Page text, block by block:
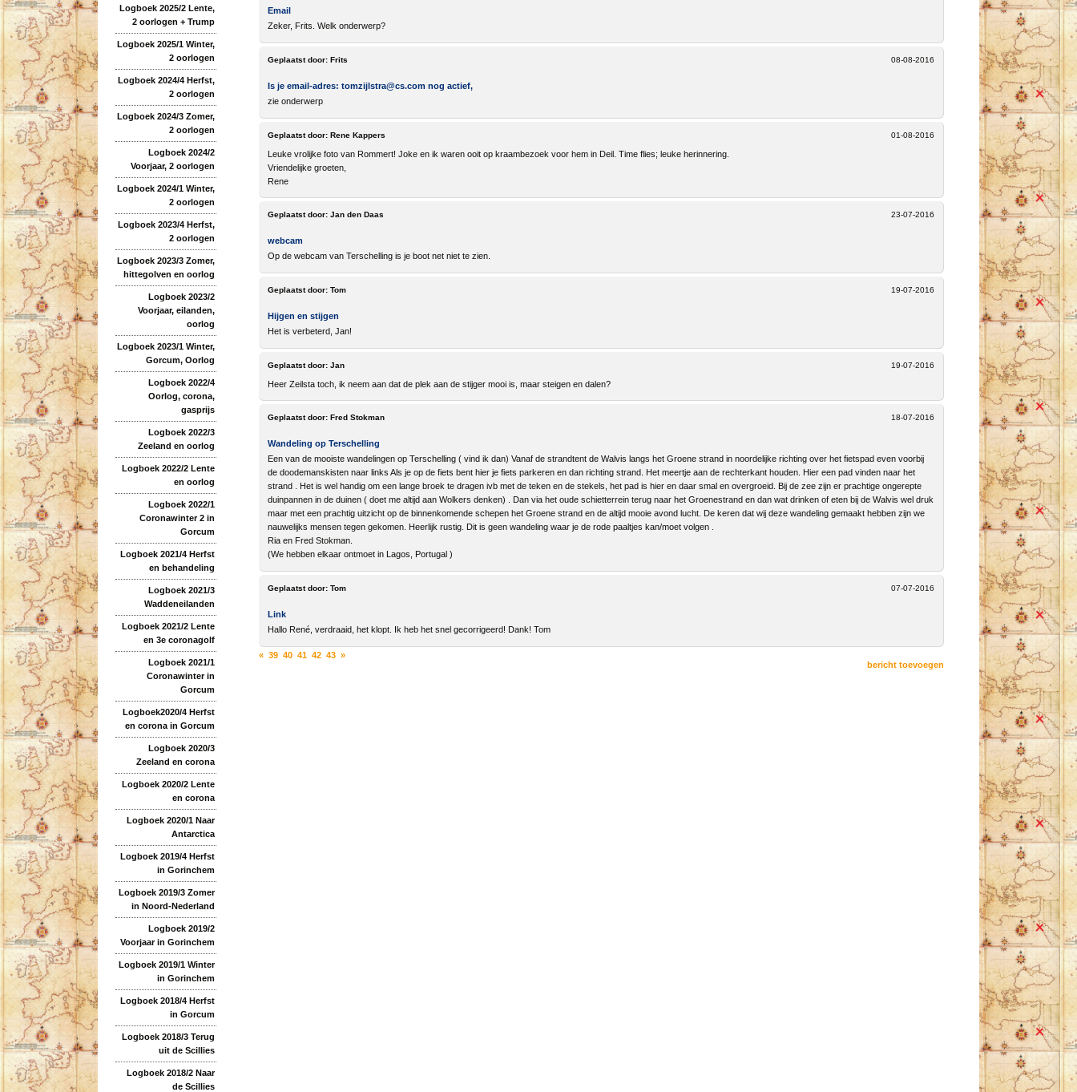
Logboek 2025/2 Lente,
2 oorlogen + Trump
Logboek 2025/1 Winter,
2 oorlogen
Logboek 2024/4 Herfst,
2 oorlogen
Logboek 2024/3 Zomer,
2 oorlogen
Logboek 2024/2
Voorjaar, 2 oorlogen
Logboek 2024/1 Winter,
2 oorlogen
Logboek 2023/4 Herfst,
2 oorlogen
Logboek 2023/3 Zomer,
hittegolven en oorlog
Logboek 2023/2
Voorjaar, eilanden,
oorlog
Logboek 2023/1 Winter,
Gorcum, Oorlog
Logboek 2022/4
Oorlog, corona,
gasprijs
Logboek 2022/3
Zeeland en oorlog
Logboek 2022/2 Lente
en oorlog
Logboek 2022/1
Coronawinter 2 in
Gorcum
Logboek 2021/4 Herfst
en behandeling
Logboek 2021/3
Waddeneilanden
Logboek 2021/2 Lente
en 3e coronagolf
Logboek 2021/1
Coronawinter in
Gorcum
Logboek2020/4 Herfst
en corona in Gorcum
Logboek 2020/3
Zeeland en corona
Logboek 2020/2 Lente
en corona
Logboek 2020/1 Naar
Antarctica
Logboek 2019/4 Herfst
in Gorinchem
Logboek 2019/3 Zomer
in Noord-Nederland
Logboek 2019/2
Voorjaar in Gorinchem
Logboek 2019/1 Winter
in Gorinchem
Logboek 2018/4 Herfst
in Gorcum
Logboek 2018/3 Terug
uit de Scillies
Logboek 2018/2 Naar
de Scillies
Email
Zeker, Frits. Welk onderwerp?
08-08-2016
Geplaatst door: Frits
Is je email-adres: tomzijlstra@cs.com nog actief,
zie onderwerp
01-08-2016
Geplaatst door: Rene Kappers
Leuke vrolijke foto van Rommert! Joke en ik waren ooit op kraambezoek voor hem in Deil. Time flies; leuke herinnering.
Vriendelijke groeten,
Rene
23-07-2016
Geplaatst door: Jan den Daas
webcam
Op de webcam van Terschelling is je boot net niet te zien.
19-07-2016
Geplaatst door: Tom
Hijgen en stijgen
Het is verbeterd, Jan!
19-07-2016
Geplaatst door: Jan
Heer Zeilsta toch, ik neem aan dat de plek aan de stijger mooi is, maar steigen en dalen?
18-07-2016
Geplaatst door: Fred Stokman
Wandeling op Terschelling
Een van de mooiste wandelingen op Terschelling ( vind ik dan) Vanaf de strandtent de Walvis langs het Groene strand in noordelijke richting over het fietspad even voorbij
de doodemanskisten naar links Als je op de fiets bent hier je fiets parkeren en dan richting strand. Het meertje aan de rechterkant houden. Hier een pad vinden naar het
strand . Het is wel handig om een lange broek te dragen ivb met de teken en de stekels, het pad is hier en daar smal en overgroeid. Bij de zee zijn er prachtige ongerepte
duinpannen in de duinen ( doet me altijd aan Wolkers denken) . Dan via het oude schietterrein terug naar het Groenestrand en dan wat drinken of eten bij de Walvis wel druk
maar met een prachtig uitzicht op de binnenkomende schepen het Groene strand en de altijd mooie avond lucht. De keren dat wij deze wandeling gemaakt hebben zijn we
nauwelijks mensen tegen gekomen. Heerlijk rustig. Dit is geen wandeling waar je de rode paaltjes kan/moet volgen .
Ria en Fred Stokman.
(We hebben elkaar ontmoet in Lagos, Portugal )
07-07-2016
Geplaatst door: Tom
Link
Hallo René, verdraaid, het klopt. Ik heb het snel gecorrigeerd! Dank! Tom
« 39 40 41 42 43 »
bericht toevoegen